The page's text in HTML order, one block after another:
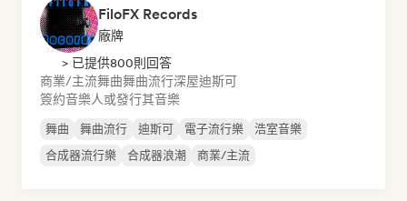
FiloFX Records
廠牌
> 已提供800則回答
商業/主流舞曲舞曲流行深屋迪斯可
簽約音樂人或發行其音樂
舞曲 舞曲流行 迪斯可 電子流行樂
浩室音樂
合成器流行樂
合成器浪潮 商業/主流